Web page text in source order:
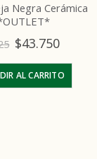
Negra Cerámica
$43.750
AL CARRITO